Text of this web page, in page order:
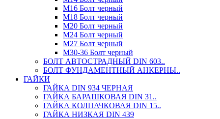
М16 Болт черный
М18 Болт черный
М20 Болт черный
М24 Болт черный
М27 Болт черный
М30-36 Болт черный
БОЛТ АВТОСТРАДНЫЙ DIN 603..
БОЛТ ФУНДАМЕНТНЫЙ АНКЕРНЫ..
ГАЙКИ
ГАЙКА DIN 934 ЧЕРНАЯ
ГАЙКА БАРАШКОВАЯ DIN 31..
ГАЙКА КОЛПАЧКОВАЯ DIN 15..
ГАЙКА НИЗКАЯ DIN 439